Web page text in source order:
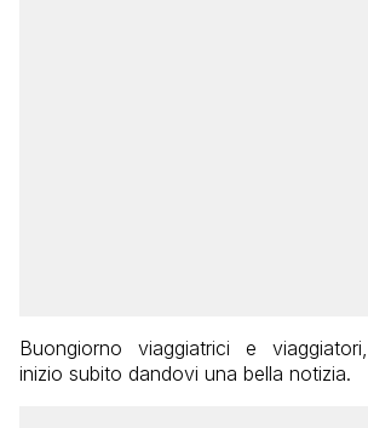
Buongiorno viaggiatrici e
inizio subito dandovi una bella notizia.